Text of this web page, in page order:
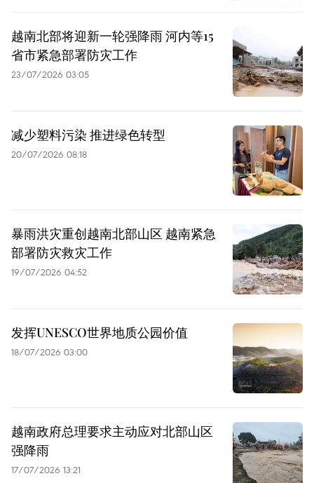
越南北部将迎新一轮强降雨 河内等15
省市紧急部署防灾工作
23/07/2026 03:05
减少塑料污染 推进绿色转型
20/07/2026 08:18
暴雨洪灾重创越南北部山区 越南紧急
部署防灾救灾工作
19/07/2026 04:52
发挥UNESCO世界地质公园价值
18/07/2026 03:00
越南政府总理要求主动应对北部山区
强降雨
17/07/2026 13:21